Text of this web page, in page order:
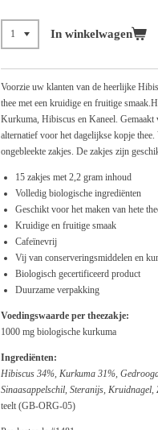
In winkelwagen
Voorzie uw klanten van de heerlijke
thee met een kruidige en fruitige
Kurkuma, Hibiscus en Kaneel. Gemaakt
alternatief voor het dagelijkse kopje
ongebleekte zakjes. De zakjes zijn
15 zakjes met 2,2 gram inhoud
Volledig biologische ingrediënten
Geschikt voor het maken van hete
Kruidige en fruitige smaak
Cafeïnevrij
Vij van conserveringsmiddelen en
Biologisch gecertificeerd product
Duurzame verpakking
Voedingswaarde per theezakje:
1000 mg biologische kurkuma
Ingrediënten:
Hibiscus 34%, Kurkuma 31%,
Sinaasappelschil, Steranijs, Kruidnagel,
teelt (GB-ORG-05)